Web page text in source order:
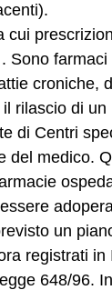
cui
. Sono
croniche,
rilascio di
di Centri
del medico.
un
registrati
648/96.